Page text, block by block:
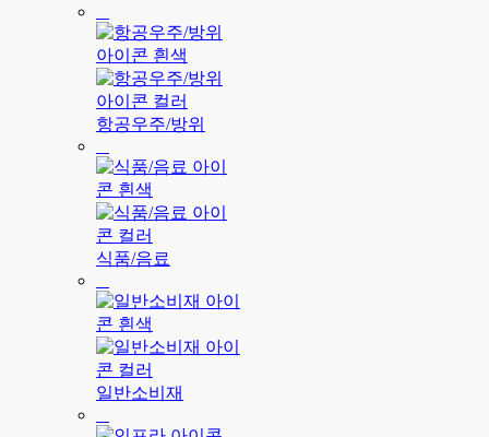
항공우주/방위
식품/음료
일반소비재